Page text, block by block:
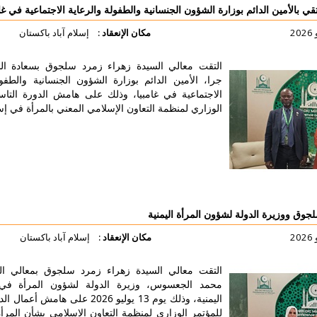
الجنسانية والطفولة والرعاية الاجتماعية في غامبيا
إسلام آباد باكستان
التقت معالي السيدة زهراء زمرد سلجوق بسعادة السفير حبيب
جرا، الأمين الدائم بوزارة الشؤون الجنسانية والطفولة والرعاية
الاجتماعية في غامبيا، وذلك على هامش الدورة التاسعة للمؤتمر
الوزاري لمنظمة التعاون الإسلامي المعني بالمرأة في إسلام آباد.
المرأة اليمنية
إسلام آباد باكستان
التقت معالي السيدة زهراء زمرد سلجوق بمعالي الدكتورة عهد
محمد الجعسوس، وزيرة الدولة لشؤون المرأة في الجمهورية
اليمنية، وذلك يوم 13 يوليو 2026 على هامش أعمال الدورة التاسعة
للمؤتمر الوزاري لمنظمة التعاون الإسلامي بشأن المرأة في إسلام